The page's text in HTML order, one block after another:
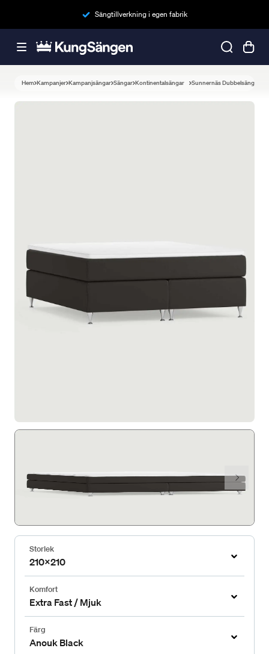
Sängtillverkning i egen fabrik
Hem Kampanjer Kampanjsängar Sängar Kontinentalsängar Sunnernäs Dubbelsäng
Storlek
210x210
Komfort
Extra Fast / Mjuk
Färg
Anouk Black